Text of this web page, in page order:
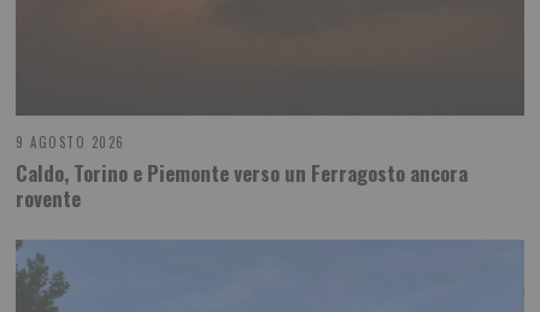
9 AGOSTO 2026
Caldo, Torino e Piemonte verso un Ferragosto ancora
rovente